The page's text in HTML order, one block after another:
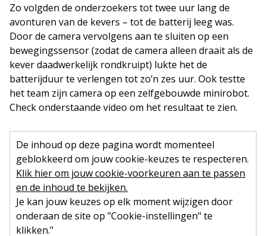
Zo volgden de onderzoekers tot twee uur lang de
avonturen van de kevers – tot de batterij leeg was.
Door de camera vervolgens aan te sluiten op een
bewegingssensor (zodat de camera alleen draait als de
kever daadwerkelijk rondkruipt) lukte het de
batterijduur te verlengen tot zo’n zes uur. Ook testte
het team zijn camera op een zelfgebouwde minirobot.
Check onderstaande video om het resultaat te zien.
De inhoud op deze pagina wordt momenteel
geblokkeerd om jouw cookie-keuzes te respecteren.
Klik hier om jouw cookie-voorkeuren aan te passen
en de inhoud te bekijken.
Je kan jouw keuzes op elk moment wijzigen door
onderaan de site op "Cookie-instellingen" te
klikken."